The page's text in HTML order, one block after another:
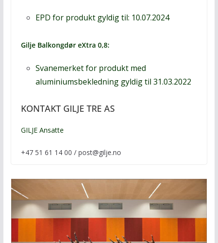
EPD for produkt gyldig til: 10.07.2024
Gilje Balkongdør eXtra 0,8:
Svanemerket for produkt med
aluminiumsbekledning gyldig til 31.03.2022
KONTAKT GILJE TRE AS
GILJE Ansatte
+47 51 61 14 00 / post@gilje.no